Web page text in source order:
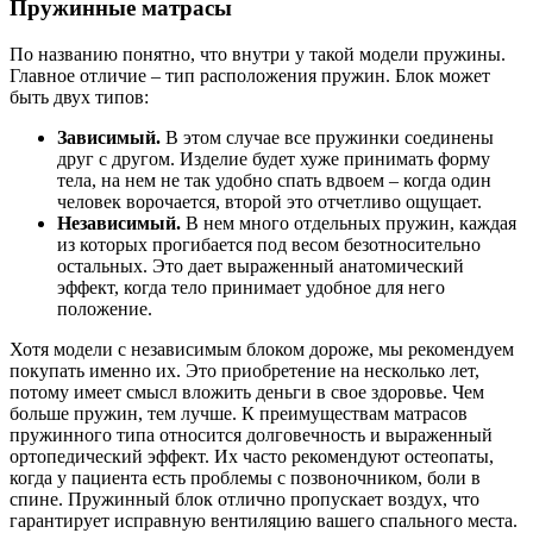
Пружинные матрасы
По названию понятно, что внутри у такой модели пружины.
Главное отличие – тип расположения пружин. Блок может
быть двух типов:
Зависимый. В этом случае все пружинки соединены
друг с другом. Изделие будет хуже принимать форму
тела, на нем не так удобно спать вдвоем – когда один
человек ворочается, второй это отчетливо ощущает.
Независимый. В нем много отдельных пружин, каждая
из которых прогибается под весом безотносительно
остальных. Это дает выраженный анатомический
эффект, когда тело принимает удобное для него
положение.
Хотя модели с независимым блоком дороже, мы рекомендуем
покупать именно их. Это приобретение на несколько лет,
потому имеет смысл вложить деньги в свое здоровье. Чем
больше пружин, тем лучше. К преимуществам матрасов
пружинного типа относится долговечность и выраженный
ортопедический эффект. Их часто рекомендуют остеопаты,
когда у пациента есть проблемы с позвоночником, боли в
спине. Пружинный блок отлично пропускает воздух, что
гарантирует исправную вентиляцию вашего спального места.